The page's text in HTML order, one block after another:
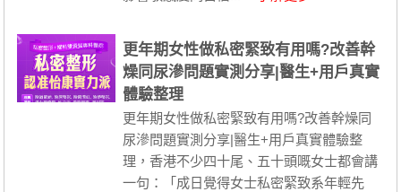
更年期女性做私密緊致有用嗎?改善幹
燥同尿滲問題實測分享|醫生+用戶真實
體驗整理
更年期女性做私密緊致有用嗎?改善幹燥同
尿滲問題實測分享|醫生+用戶真實體驗整
理，香港不少四十尾、五十頭嘅女士都會講
一句：「成日覺得女士私密緊致系年輕先